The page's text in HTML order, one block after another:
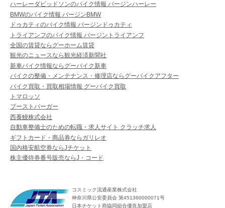
ハーレーダビッドソンのバイク情報 バージンハーレー
BMWのバイク情報 バージンBMW
ドゥカティのバイク情報 バージンドゥカティ
トライアンフのバイク情報 バージントライアンフ
全国の賃貸ならグーホーム賃貸
観光のニュースなら観光経済新聞社
新車バイク情報ならグーバイク新車
バイクの整備・メンテナンス・修理店ならグーバイクアフター
バイク買取・買取相場情報 グーバイク買取
トマロッソ
ブーストバーガー
西養鰻株式会社
自動車整備士のための転職・求人サイト クラッチ求人
ギフトカード・商品券ならガリレオ
国内格安航空券ならJチケット
株主優待券番号販売ならJ・コード
コスミック流通産業株式会社
神奈川県公安委員会 第451360000071号
日本チケット商協同組合優良加盟店